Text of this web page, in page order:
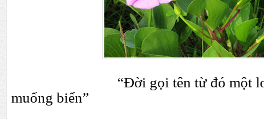
“Đời gọi tên từ đó một
muống biển”